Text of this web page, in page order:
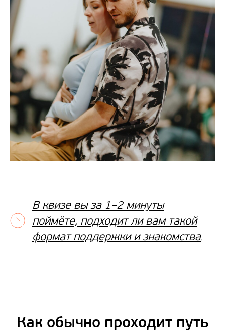
В квизе вы за 1–2 минуты
поймёте, подходит ли вам такой
формат поддержки и знакомства.
Как обычно проходит путь